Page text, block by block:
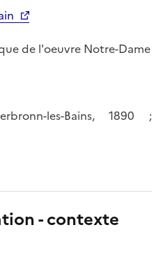
de l'oeuvre Notre-Dame
les-Bains, 1890 ;
- contexte